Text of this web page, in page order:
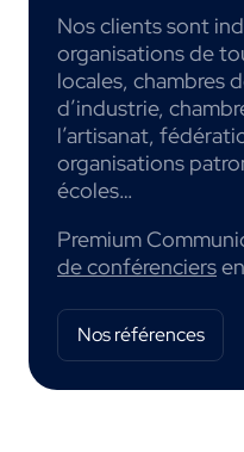
Nos clients sont
organisations de
locales, chambres
d’industrie,
l’artisanat,
organisations
écoles…
Premium
de conférenciers
Nos références